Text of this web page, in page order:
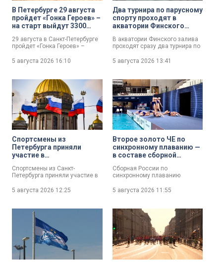
В Петербурге 29 августа
пройдет «Гонка Героев» –
на старт выйдут 3300
29 августа в Санкт-Петербурге
пройдет «Гонка Героев» –
препятствиями,
экстремальных испытаний.
Ожидается, что на старт
выйдут около 3300 человек.
5 августа 2026 16:10
Два турнира по парусному
спорту проходят в
акватории Финского
В акватории Финского залива
проходят сразу два турнира по
и первенство Петербурга.
5 августа 2026 13:41
Спортсмены из
Петербурга приняли
участие в
соревнованиях по джиу-
джитсу в ОАЭ
Спортсмены из Санкт-
Петербурга приняли участие в
соревнованиях по джиу-
U14 и первенстве мира JF
среди возрастных категорий
U16, U18 и U21.
5 августа 2026 12:25
Второе золото ЧЕ по
синхронному плаванию —
в составе сборной
Петербурга
Сборная России по
синхронному плаванию
медаль на чемпионате Европы
одержана в технической
программе групп, где
россиянки опередили
команды Испании и Италии. В
составе сборной выступили
четыре петербурженки.
5 августа 2026 11:55